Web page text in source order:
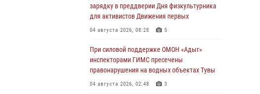
зарядку в преддверии Дня физкультурника
для активистов Движения первых
04 августа 2026, 08:28 5
При силовой поддержке ОМОН «Адыг»
инспекторами ГИМС пресечены
правонарушения на водных объектах Тувы
04 августа 2026, 02:48 3